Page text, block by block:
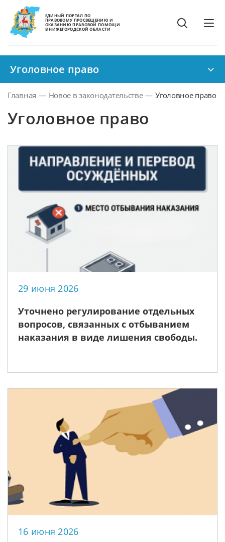
ЕДИНЫЙ ПОРТАЛ ПО
ПРАВОВОМУ ПРОСВЕЩЕНИЮ И
ОКАЗАНИЮ ПРАВОВОЙ ПОМОЩИ
В НИЖЕГОРОДСКОЙ ОБЛАСТИ
Уголовное право
Главная — Новое в законодательстве — Уголовное право
Уголовное право
29 июня 2026
Уточнено регулирование отдельных
вопросов, связанных с отбыванием
наказания в виде лишения свободы.
16 июня 2026